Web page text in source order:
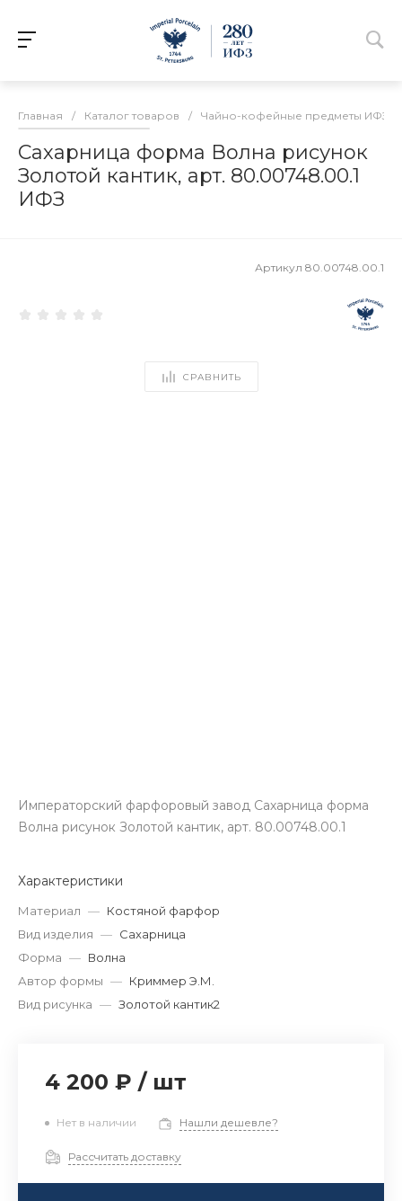
Главная / Каталог товаров / Чайно-кофейные предметы ИФЗ
Сахарница форма Волна рисунок
Золотой кантик, арт. 80.00748.00.1
ИФЗ
Артикул 80.00748.00.1
СРАВНИТЬ
Императорский фарфоровый завод Сахарница форма
Волна рисунок Золотой кантик, арт. 80.00748.00.1
Характеристики
Материал — Костяной фарфор
Вид изделия — Сахарница
Форма — Волна
Автор формы — Криммер Э.М.
Вид рисунка — Золотой кантик2
4 200 ₽ / шт
Нет в наличии Нашли дешевле?
Рассчитать доставку